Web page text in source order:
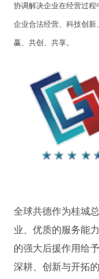
协调解决企业在经营过
企业合法经营、科技创
赢、共创、共享。
全球共德作为桂城
业、优质的服务能
的强大后援作用给
深耕
创新与开拓